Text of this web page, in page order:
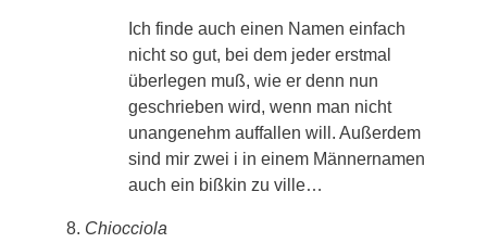
Ich finde auch einen Namen einfach
nicht so gut, bei dem jeder erstmal
überlegen muß, wie er denn nun
geschrieben wird, wenn man nicht
unangenehm auffallen will. Außerdem
sind mir zwei i in einem Männernamen
auch ein bißkin zu ville…
Chiocciola